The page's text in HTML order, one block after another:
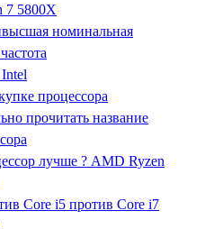
7 5800X
номинальная
процессора
прочитать название
лучше ? AMD Ryzen
Core i5 против Core i7